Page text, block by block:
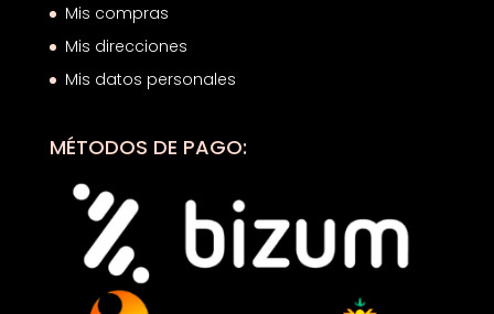
Mis compras
Mis direcciones
Mis datos personales
MÉTODOS DE PAGO: